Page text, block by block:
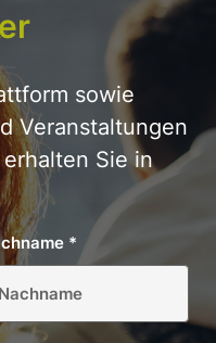
sowie
Veranstaltungen
erhalten Sie in
*